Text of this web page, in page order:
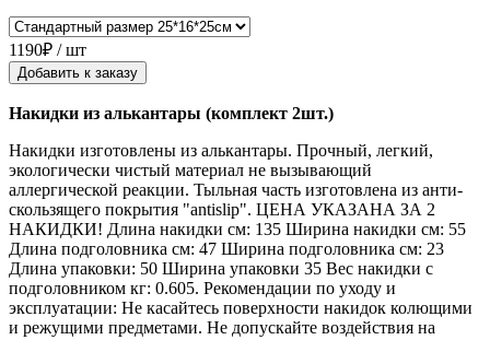
1190₽ / шт
Добавить к заказу
Накидки из алькантары (комплект 2шт.)
Накидки изготовлены из алькантары. Прочный, легкий,
экологически чистый материал не вызывающий
аллергической реакции. Тыльная часть изготовлена из анти-
скользящего покрытия "antislip". ЦЕНА УКАЗАНА ЗА 2
НАКИДКИ! Длина накидки см: 135 Ширина накидки см: 55
Длина подголовника см: 47 Ширина подголовника см: 23
Длина упаковки: 50 Ширина упаковки 35 Вес накидки с
подголовником кг: 0.605. Рекомендации по уходу и
эксплуатации: Не касайтесь поверхности накидок колющими
и режущими предметами. Не допускайте воздействия на